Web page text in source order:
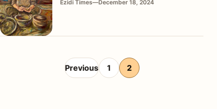
Ezidi Times—December 18, 2024
Posts paginationPrevious 1 2